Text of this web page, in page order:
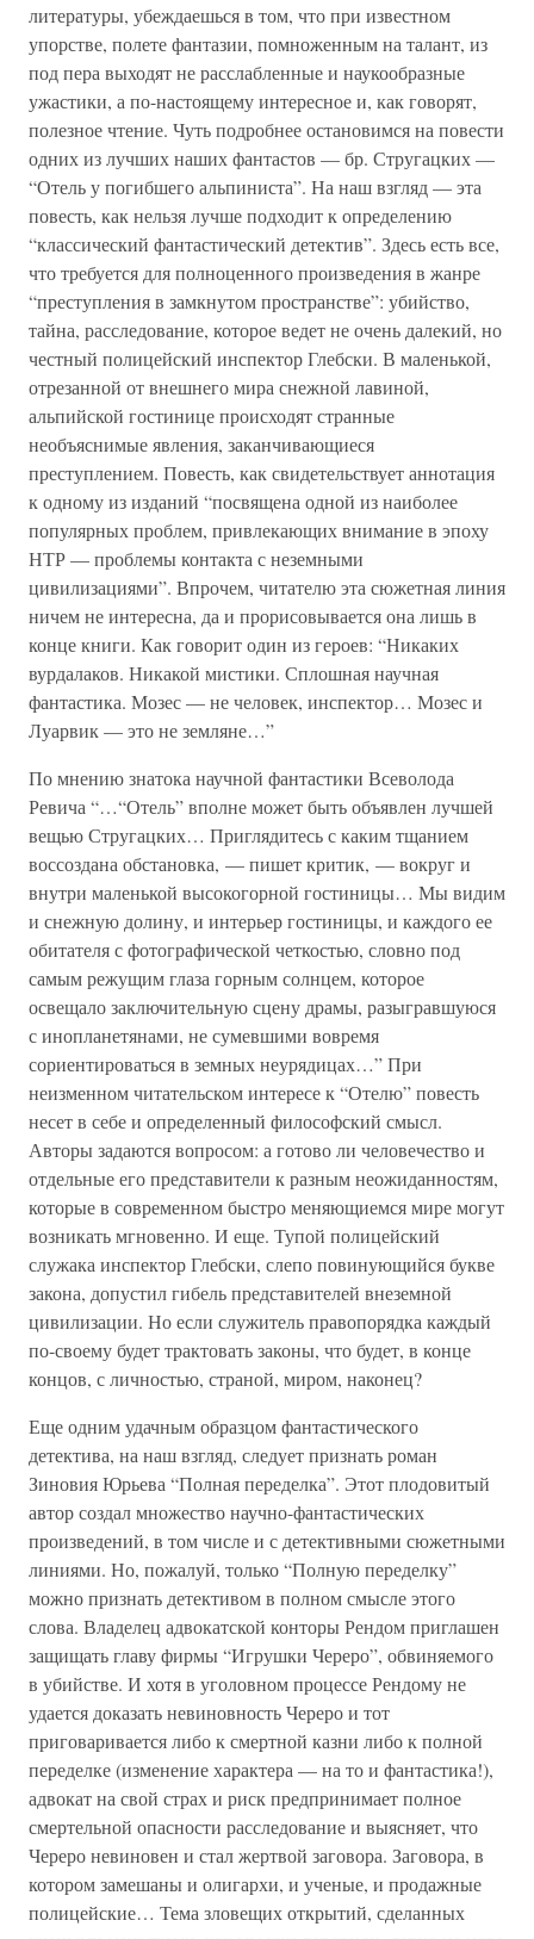
литературы, убеждаешься в том, что при известном
упорстве, полете фантазии, помноженным на талант, из
под пера выходят не расслабленные и наукообразные
ужастики, а по-настоящему интересное и, как говорят,
полезное чтение. Чуть подробнее остановимся на повести
одних из лучших наших фантастов — бр. Стругацких —
“Отель у погибшего альпиниста”. На наш взгляд — эта
повесть, как нельзя лучше подходит к определению
“классический фантастический детектив”. Здесь есть все,
что требуется для полноценного произведения в жанре
“преступления в замкнутом пространстве”: убийство,
тайна, расследование, которое ведет не очень далекий, но
честный полицейский инспектор Глебски. В маленькой,
отрезанной от внешнего мира снежной лавиной,
альпийской гостинице происходят странные
необъяснимые явления, заканчивающиеся
преступлением. Повесть, как свидетельствует аннотация
к одному из изданий “посвящена одной из наиболее
популярных проблем, привлекающих внимание в эпоху
НТР — проблемы контакта с неземными
цивилизациями”. Впрочем, читателю эта сюжетная линия
ничем не интересна, да и прорисовывается она лишь в
конце книги. Как говорит один из героев: “Никаких
вурдалаков. Никакой мистики. Сплошная научная
фантастика. Мозес — не человек, инспектор… Мозес и
Луарвик — это не земляне…”
По мнению знатока научной фантастики Всеволода
Ревича “…“Отель” вполне может быть объявлен лучшей
вещью Стругацких… Приглядитесь с каким тщанием
воссоздана обстановка, — пишет критик, — вокруг и
внутри маленькой высокогорной гостиницы… Мы видим
и снежную долину, и интерьер гостиницы, и каждого ее
обитателя с фотографической четкостью, словно под
самым режущим глаза горным солнцем, которое
освещало заключительную сцену драмы, разыгравшуюся
с инопланетянами, не сумевшими вовремя
сориентироваться в земных неурядицах…” При
неизменном читательском интересе к “Отелю” повесть
несет в себе и определенный философский смысл.
Авторы задаются вопросом: а готово ли человечество и
отдельные его представители к разным неожиданностям,
которые в современном быстро меняющиемся мире могут
возникать мгновенно. И еще. Тупой полицейский
служака инспектор Глебски, слепо повинующийся букве
закона, допустил гибель представителей внеземной
цивилизации. Но если служитель правопорядка каждый
по-своему будет трактовать законы, что будет, в конце
концов, с личностью, страной, миром, наконец?
Еще одним удачным образцом фантастического
детектива, на наш взгляд, следует признать роман
Зиновия Юрьева “Полная переделка”. Этот плодовитый
автор создал множество научно-фантастических
произведений, в том числе и с детективными сюжетными
линиями. Но, пожалуй, только “Полную переделку”
можно признать детективом в полном смысле этого
слова. Владелец адвокатской конторы Рендом приглашен
защищать главу фирмы “Игрушки Череро”, обвиняемого
в убийстве. И хотя в уголовном процессе Рендому не
удается доказать невиновность Череро и тот
приговаривается либо к смертной казни либо к полной
переделке (изменение характера — на то и фантастика!),
адвокат на свой страх и риск предпринимает полное
смертельной опасности расследование и выясняет, что
Череро невиновен и стал жертвой заговора. Заговора, в
котором замешаны и олигархи, и ученые, и продажные
полицейские… Тема зловещих открытий, сделанных